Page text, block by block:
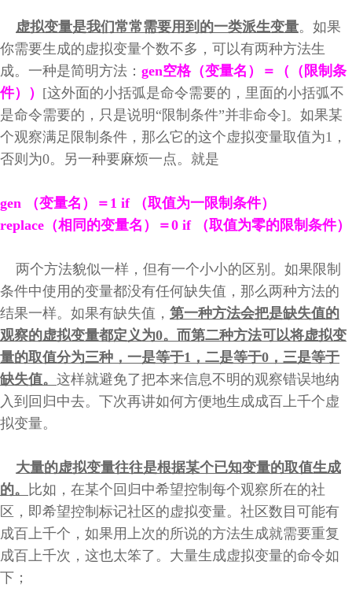
虚拟变量是我们常常需要用到的一类派生变量。如果
你需要生成的虚拟变量个数不多，可以有两种方法生
成。一种是简明方法： gen空格（变量名）＝（（限制条
件）） [这外面的小括弧是命令需要的，里面的小括弧不
是命令需要的，只是说明“限制条件”并非命令]。如果某
个观察满足限制条件，那么它的这个虚拟变量取值为1，
否则为0。另一种要麻烦一点。就是
gen （变量名）＝1 if （取值为一限制条件）
replace（相同的变量名）＝0 if （取值为零的限制条件）
两个方法貌似一样，但有一个小小的区别。如果限制
条件中使用的变量都没有任何缺失值，那么两种方法的
结果一样。如果有缺失值， 第一种方法会把是缺失值的
观察的虚拟变量都定义为0。而第二种方法可以将虚拟变
量的取值分为三种，一是等于1，二是等于0，三是等于
缺失值。 这样就避免了把本来信息不明的观察错误地纳
入到回归中去。下次再讲如何方便地生成成百上千个虚
拟变量。
大量的虚拟变量往往是根据某个已知变量的取值生成
的。
比如，在某个回归中希望控制每个观察所在的社
区，即希望控制标记社区的虚拟变量。社区数目可能有
成百上千个，如果用上次的所说的方法生成就需要重复
成百上千次，这也太笨了。大量生成虚拟变量的命令如
下；